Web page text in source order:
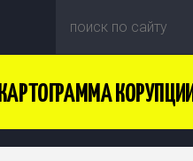
КАРТОГРАММА КОРУПЦИИ